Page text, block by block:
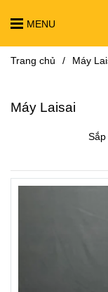
MENU
Trang chủ / Máy
Máy Laisai
Sắp